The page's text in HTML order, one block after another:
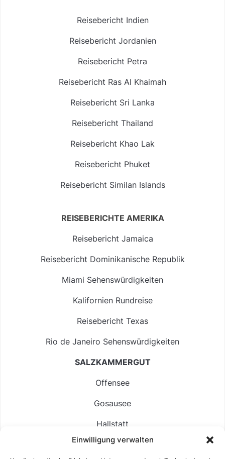
Einwilligung verwalten
Reisebericht Indien
Reisebericht Jordanien
Reisebericht Petra
Reisebericht Ras Al Khaimah
Reisebericht Sri Lanka
Reisebericht Thailand
Reisebericht Khao Lak
Reisebericht Phuket
Reisebericht Similan Islands
REISEBERICHTE AMERIKA
Reisebericht Jamaica
Reisebericht Dominikanische Republik
Miami Sehenswürdigkeiten
Kalifornien Rundreise
Reisebericht Texas
Rio de Janeiro Sehenswürdigkeiten
SALZKAMMERGUT
Offensee
Gosausee
Hallstatt
Langbathsee